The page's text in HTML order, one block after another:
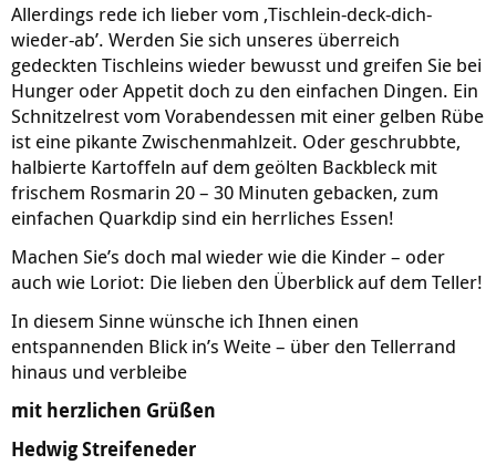
Allerdings rede ich lieber vom ‚Tischlein-deck-dich-
wieder-ab’. Werden Sie sich unseres überreich
gedeckten Tischleins wieder bewusst und greifen Sie bei
Hunger oder Appetit doch zu den einfachen Dingen. Ein
Schnitzelrest vom Vorabendessen mit einer gelben Rübe
ist eine pikante Zwischenmahlzeit. Oder geschrubbte,
halbierte Kartoffeln auf dem geölten Backbleck mit
frischem Rosmarin 20 – 30 Minuten gebacken, zum
einfachen Quarkdip sind ein herrliches Essen!
Machen Sie’s doch mal wieder wie die Kinder – oder
auch wie Loriot: Die lieben den Überblick auf dem Teller!
In diesem Sinne wünsche ich Ihnen einen
entspannenden Blick in’s Weite – über den Tellerrand
hinaus und verbleibe
mit herzlichen Grüßen
Hedwig Streifeneder